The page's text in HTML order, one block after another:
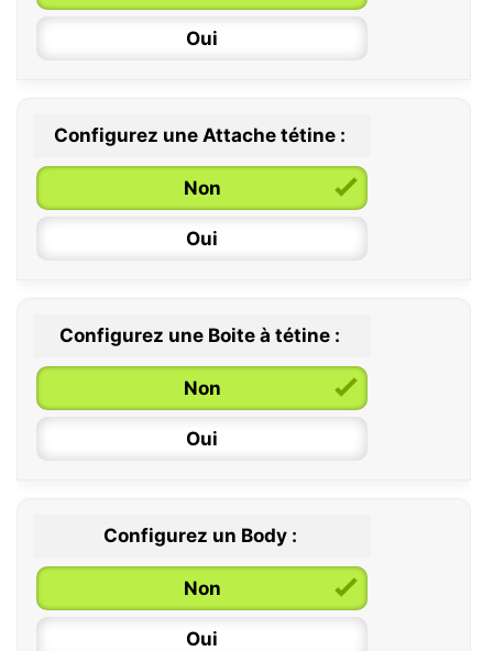
Oui
0 / 6 mois
6 / 36 mois
Configurez une Attache tétine :
Non
Oui
Configurez une Boite à tétine :
Non
Oui
Configurez un Body :
Non
Oui